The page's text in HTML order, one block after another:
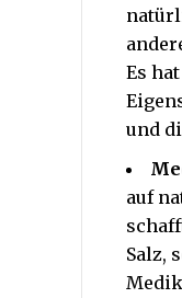
Es
und
auf
Salz,